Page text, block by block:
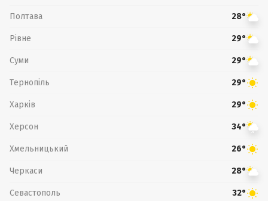
Полтава 28°
Рівне 29°
Суми 29°
Тернопіль 29°
Харків 29°
Херсон 34°
Хмельницький 26°
Черкаси 28°
Севастополь 32°